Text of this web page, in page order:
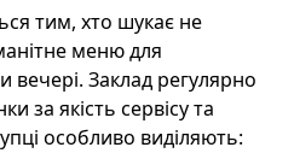
тим, хто шукає не
меню для
вечері. Заклад регулярно
за якість сервісу та
особливо виділяють: